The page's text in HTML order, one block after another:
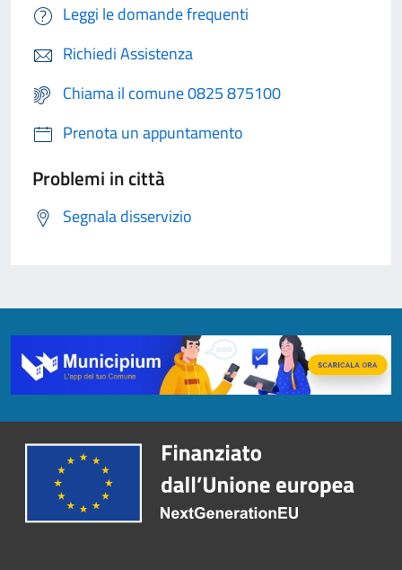
Leggi le domande frequenti
Richiedi Assistenza
Chiama il comune 0825 875100
Prenota un appuntamento
Problemi in città
Segnala disservizio